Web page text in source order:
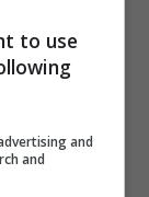
il suo
to use
and
and